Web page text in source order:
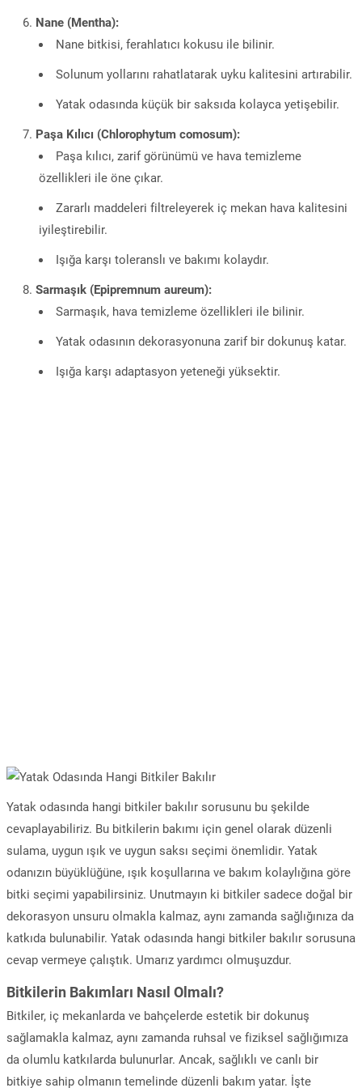
Nane (Mentha):
Nane bitkisi, ferahlatıcı kokusu ile bilinir.
Solunum yollarını rahatlatarak uyku kalitesini artırabilir.
Yatak odasında küçük bir saksıda kolayca yetişebilir.
Paşa Kılıcı (Chlorophytum comosum):
Paşa kılıcı, zarif görünümü ve hava temizleme
özellikleri ile öne çıkar.
Zararlı maddeleri filtreleyerek iç mekan hava kalitesini
iyileştirebilir.
Işığa karşı toleranslı ve bakımı kolaydır.
Sarmaşık (Epipremnum aureum):
Sarmaşık, hava temizleme özellikleri ile bilinir.
Yatak odasının dekorasyonuna zarif bir dokunuş katar.
Işığa karşı adaptasyon yeteneği yüksektir.
Yatak odasında hangi bitkiler bakılır sorusunu bu şekilde
cevaplayabiliriz. Bu bitkilerin bakımı için genel olarak düzenli
sulama, uygun ışık ve uygun saksı seçimi önemlidir. Yatak
odanızın büyüklüğüne, ışık koşullarına ve bakım kolaylığına göre
bitki seçimi yapabilirsiniz. Unutmayın ki bitkiler sadece doğal bir
dekorasyon unsuru olmakla kalmaz, aynı zamanda sağlığınıza da
katkıda bulunabilir. Yatak odasında hangi bitkiler bakılır sorusuna
cevap vermeye çalıştık. Umarız yardımcı olmuşuzdur.
Bitkilerin Bakımları Nasıl Olmalı?
Bitkiler, iç mekanlarda ve bahçelerde estetik bir dokunuş
sağlamakla kalmaz, aynı zamanda ruhsal ve fiziksel sağlığımıza
da olumlu katkılarda bulunurlar. Ancak, sağlıklı ve canlı bir
bitkiye sahip olmanın temelinde düzenli bakım yatar. İşte